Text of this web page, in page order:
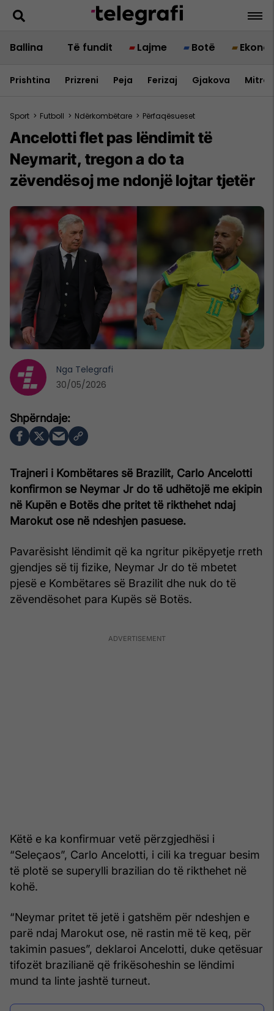
Ballina Të fundit Lajme Botë
Prishtina Prizreni Peja Ferizaj Gjakova
Sport > Futboll > Ndërkombëtare > Përfaqësueset
Ancelotti flet pas lëndimit të
Neymarit, tregon a do ta
zëvendësoj me ndonjë lojtar tjetër
Trajneri i Kombëtares së Brazilit, Carlo Ancelotti
konfirmon se Neymar Jr do të udhëtojë me ekipin
në Kupën e Botës dhe pritet të rikthehet ndaj
Marokut ose në ndeshjen pasuese.
Pavarësisht lëndimit që ka ngritur pikëpyetje rreth
gjendjes së tij fizike, Neymar Jr do të mbetet
pjesë e Kombëtares së Brazilit dhe nuk do të
zëvendësohet para Kupës së Botës.
Këtë e ka konfirmuar vetë përzgjedhësi i
“Seleçaos”, Carlo Ancelotti, i cili ka treguar besim
të plotë se superylli brazilian do të rikthehet në
kohë.
“Neymar pritet të jetë i gatshëm për ndeshjen e
parë ndaj Marokut ose, në rastin më të keq, për
takimin pasues”, deklaroi Ancelotti, duke qetësuar
tifozët brazilianë që frikësoheshin se lëndimi
mund ta linte jashtë turneut.
Nga Telegrafi
30/05/2026